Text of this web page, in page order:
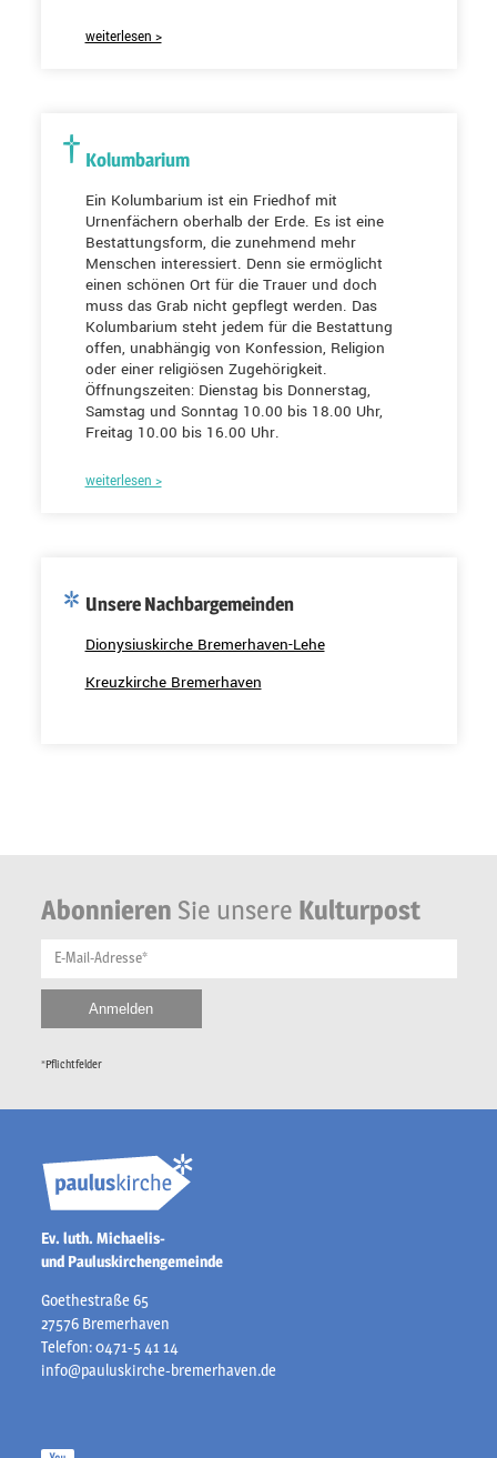
weiterlesen >
Kolumbarium
Ein Kolumbarium ist ein Friedhof mit
Urnenfächern oberhalb der Erde. Es ist eine
Bestattungsform, die zunehmend mehr
Menschen interessiert. Denn sie ermöglicht
einen schönen Ort für die Trauer und doch
muss das Grab nicht gepflegt werden. Das
Kolumbarium steht jedem für die Bestattung
offen, unabhängig von Konfession, Religion
oder einer religiösen Zugehörigkeit.
Öffnungszeiten: Dienstag bis Donnerstag,
Samstag und Sonntag 10.00 bis 18.00 Uhr,
Freitag 10.00 bis 16.00 Uhr.
weiterlesen >
Unsere Nachbargemeinden
Dionysiuskirche Bremerhaven-Lehe
Kreuzkirche Bremerhaven
Abonnieren Sie unsere Kulturpost
E-Mail-Adresse*
*Pflichtfelder
Ev. luth. Michaelis-
und Pauluskirchengemeinde
Goethestraße 65
27576 Bremerhaven
Telefon: 0471-5 41 14
info@pauluskirche-bremerhaven.de